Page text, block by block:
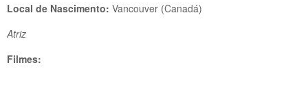
Local de Nascimento: Vancouver (Canadá)
Atriz
Filmes: